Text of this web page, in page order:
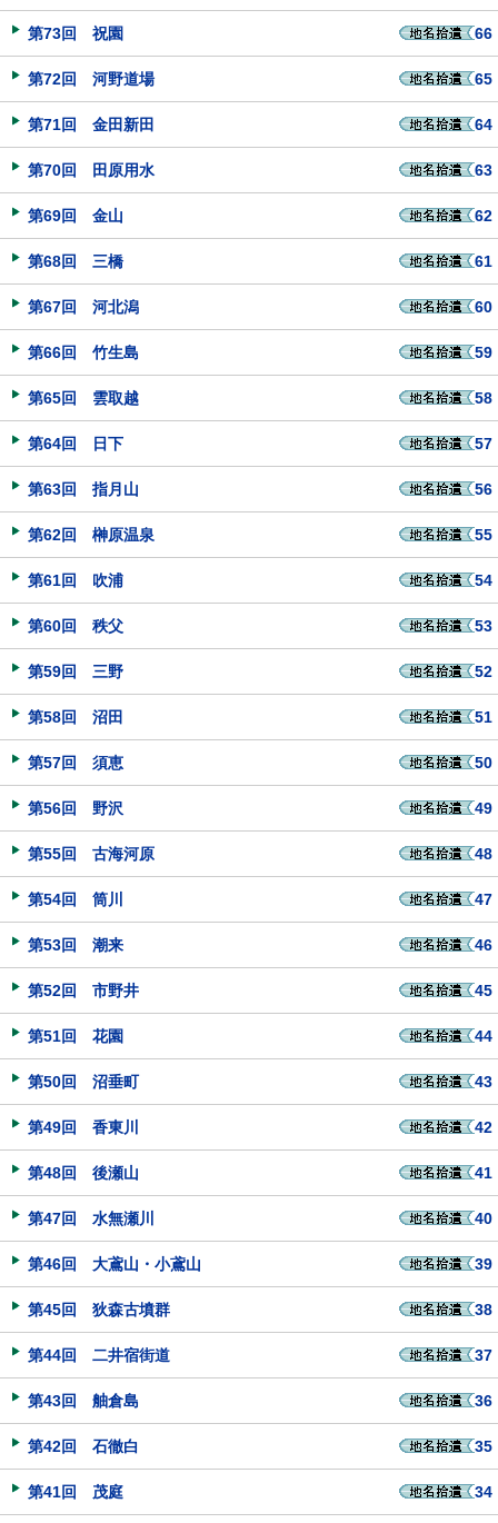
第73回 祝園 66
第72回 河野道場 65
第71回 金田新田 64
第70回 田原用水 63
第69回 金山 62
第68回 三橋 61
第67回 河北潟 60
第66回 竹生島 59
第65回 雲取越 58
第64回 日下 57
第63回 指月山 56
第62回 榊原温泉 55
第61回 吹浦 54
第60回 秩父 53
第59回 三野 52
第58回 沼田 51
第57回 須恵 50
第56回 野沢 49
第55回 古海河原 48
第54回 筒川 47
第53回 潮来 46
第52回 市野井 45
第51回 花園 44
第50回 沼垂町 43
第49回 香東川 42
第48回 後瀬山 41
第47回 水無瀬川 40
第46回 大鳶山・小鳶山 39
第45回 狄森古墳群 38
第44回 二井宿街道 37
第43回 舳倉島 36
第42回 石徹白 35
第41回 茂庭 34